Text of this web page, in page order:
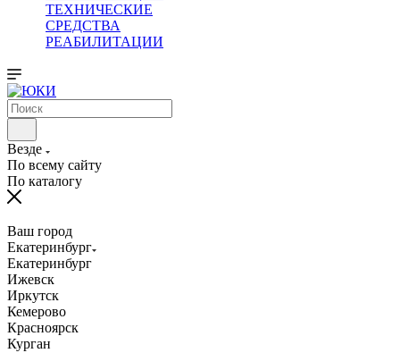
ТЕХНИЧЕСКИЕ
СРЕДСТВА
РЕАБИЛИТАЦИИ
Везде
По всему сайту
По каталогу
Ваш город
Екатеринбург
Екатеринбург
Ижевск
Иркутск
Кемерово
Красноярск
Курган